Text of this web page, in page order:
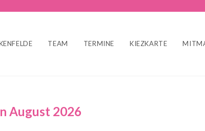
TEAM TERMINE KIEZKARTE
August 2026